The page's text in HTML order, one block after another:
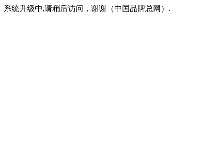
系统升级中,请稍后访问，谢谢（中国品牌总网）.